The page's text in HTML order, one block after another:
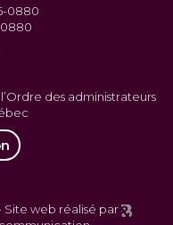
0880
0880
des administrateurs
Site web réalisé par